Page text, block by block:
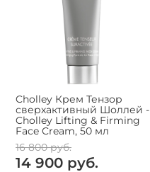
Cholley Крем Тензор
сверхактивный Шоллей -
Cholley Lifting & Firming
Face Cream, 50 мл
16 800 руб.
14 900 руб.